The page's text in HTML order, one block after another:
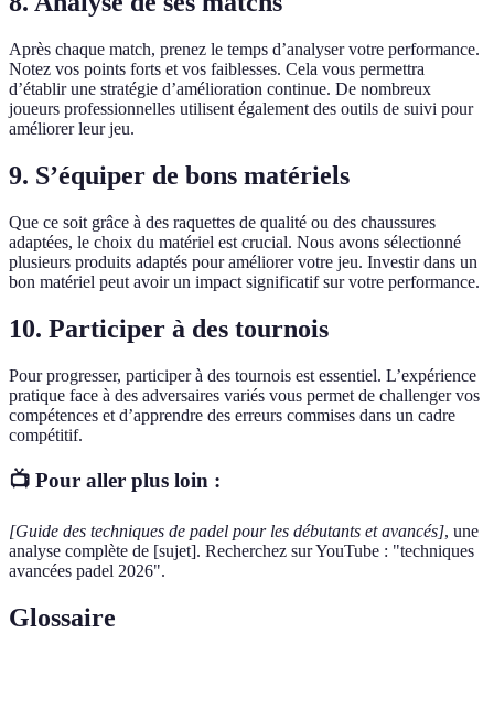
Après chaque match, prenez le temps d’analyser votre performance.
Notez vos points forts et vos faiblesses. Cela vous permettra
d’établir une stratégie d’amélioration continue. De nombreux
joueurs professionnelles utilisent également des outils de suivi pour
améliorer leur jeu.
9. S’équiper de bons matériels
Que ce soit grâce à des raquettes de qualité ou des chaussures
adaptées, le choix du matériel est crucial. Nous avons sélectionné
plusieurs produits adaptés pour améliorer votre jeu. Investir dans un
bon matériel peut avoir un impact significatif sur votre performance.
10. Participer à des tournois
Pour progresser, participer à des tournois est essentiel. L’expérience
pratique face à des adversaires variés vous permet de challenger vos
compétences et d’apprendre des erreurs commises dans un cadre
compétitif.
📺 Pour aller plus loin :
[Guide des techniques de padel pour les débutants et avancés], une
analyse complète de [sujet]. Recherchez sur YouTube : "techniques
avancées padel 2026".
Glossaire